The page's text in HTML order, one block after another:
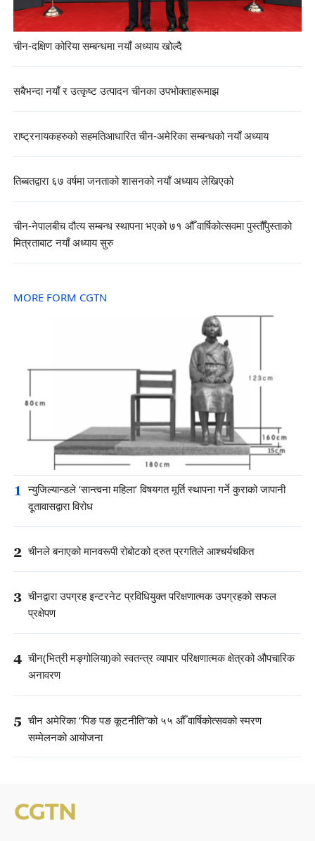
चीन-दक्षिण कोरिया सम्बन्धमा नयाँ अध्याय खोल्दै
सबैभन्दा नयाँ र उत्कृष्ट उत्पादन चीनका उपभोक्ताहरूमाझ
राष्ट्रनायकहरुको सहमतिआधारित चीन-अमेरिका सम्बन्धको नयाँ अध्याय
तिब्बतद्वारा ६७ वर्षमा जनताको शासनको नयाँ अध्याय लेखिएको
चीन-नेपालबीच दौत्य सम्बन्ध स्थापना भएको ७१ औँ वार्षिकोत्सवमा पुस्तौँपुस्ताको
मित्रताबाट नयाँ अध्याय सुरु
MORE FORM CGTN
1 न्युजिल्यान्डले ‘सान्त्वना महिला’ विषयगत मूर्ति स्थापना गर्ने कुराको जापानी
दूतावासद्वारा विरोध
2 चीनले बनाएको मानवरूपी रोबोटको द्रुत प्रगतिले आश्चर्यचकित
3 चीनद्वारा उपग्रह इन्टरनेट प्रविधियुक्त परिक्षणात्मक उपग्रहको सफल
प्रक्षेपण
4 चीन(भित्री मङ्गोलिया)को स्वतन्त्र व्यापार परिक्षणात्मक क्षेत्रको औपचारिक
अनावरण
5 चीन अमेरिका “पिङ पङ कूटनीति”को ५५ औँ वार्षिकोत्सवको स्मरण
सम्मेलनको आयोजना